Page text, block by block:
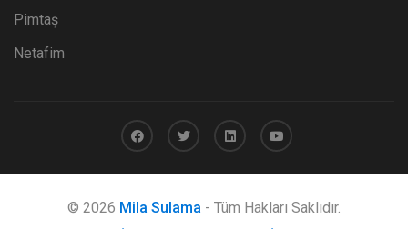
Pimtaş
Netafim
© 2026 Mila Sulama - Tüm Hakları Saklıdır.